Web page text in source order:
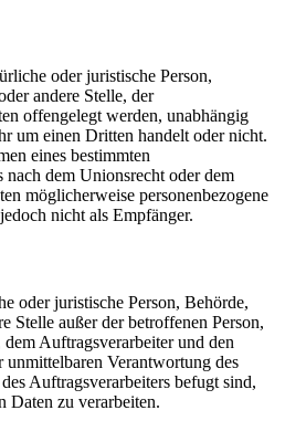
oder juristische Person,
andere Stelle, der
offengelegt werden, unabhängig
um einen Dritten handelt oder nicht.
eines bestimmten
nach dem Unionsrecht oder dem
möglicherweise personenbezogene
nicht als Empfänger.
oder juristische Person, Behörde,
Stelle außer der betroffenen Person,
Auftragsverarbeiter und den
unmittelbaren Verantwortung des
Auftragsverarbeiters befugt sind,
Daten zu verarbeiten.